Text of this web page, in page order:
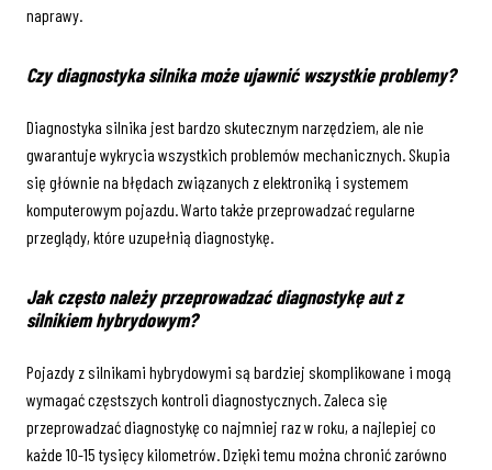
naprawy.
Czy diagnostyka silnika może ujawnić wszystkie problemy?
Diagnostyka silnika jest bardzo skutecznym narzędziem, ale nie
gwarantuje wykrycia wszystkich problemów mechanicznych. Skupia
się głównie na błędach związanych z elektroniką i systemem
komputerowym pojazdu. Warto także przeprowadzać regularne
przeglądy, które uzupełnią diagnostykę.
Jak często należy przeprowadzać diagnostykę aut z
silnikiem hybrydowym?
Pojazdy z silnikami hybrydowymi są bardziej skomplikowane i mogą
wymagać częstszych kontroli diagnostycznych. Zaleca się
przeprowadzać diagnostykę co najmniej raz w roku, a najlepiej co
każde 10-15 tysięcy kilometrów. Dzięki temu można chronić zarówno